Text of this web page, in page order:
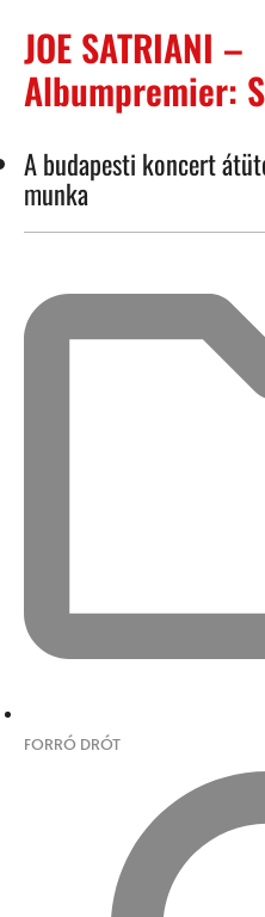
JOE SATRIANI –
Albumpremier:
A budapesti koncert
munka
FORRÓ DRÓT